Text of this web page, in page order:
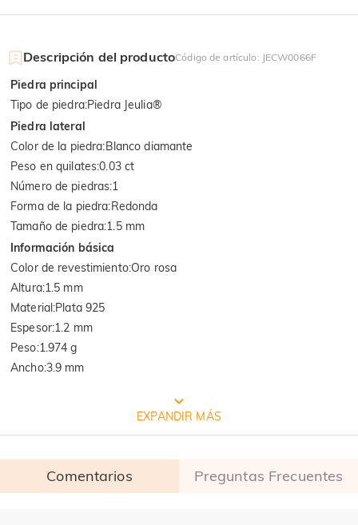
Descripción del productoCódigo de artículo : JECW0066F
Piedra principal
Tipo de piedra:Piedra Jeulia®
Piedra lateral
Color de la piedra:Blanco diamante
Peso en quilates:0.03 ct
Número de piedras:1
Forma de la piedra:Redonda
Tamaño de piedra:1.5 mm
Información básica
Color de revestimiento:Oro rosa
Altura:1.5 mm
Material:Plata 925
Espesor:1.2 mm
Peso:1.974 g
Ancho:3.9 mm
EMBALAJE JEULIA GRATIS
EXPANDIR MÁS
Comentarios Preguntas Frecuentes